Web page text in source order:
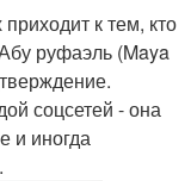
к тем, кто
руфаэль (Maya
соцсетей - она
и иногда